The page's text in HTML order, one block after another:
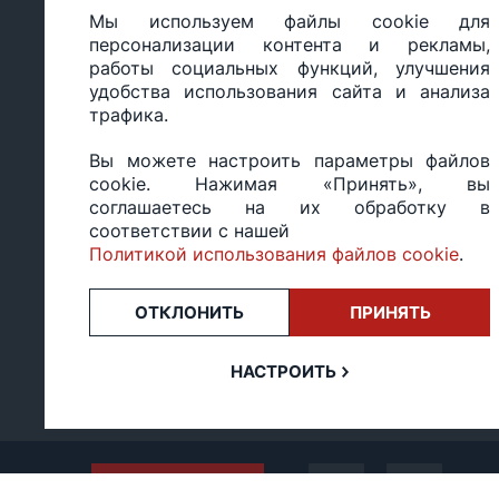
персональных
данных
Настройка политики
cookie
Юридический адрес: 220035, Республика Беларусь,
ул.Тимирязева 65Б, оф.1107Б
Свидетельство о государственной регистрации:
14.03.2017.
Регистрация в Торговом реестре: №494648 от
Заказы, оформленные в рабочий день после 18:00, а
или праздники, обрабатываются на следующий
Мы используем файлы cookie для
персонализации контента и рекламы,
работы социальных функций, улучшения
удобства использования сайта и анализа
трафика.
Вы можете настроить параметры файлов
cookie. Нажимая «Принять», вы
соглашаетесь на их обработку в
соответствии с нашей
Политикой использования файлов cookie.
ОТКЛОНИТЬ ПРИНЯТЬ
НАСТРОИТЬ